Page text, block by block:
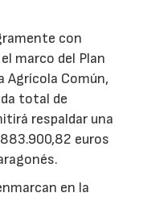
con
marco del Plan
Agrícola Común,
total de
respaldar una
euros
en la